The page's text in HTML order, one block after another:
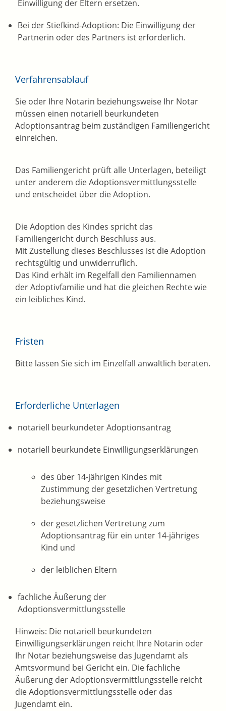
Einwilligung der Eltern ersetzen.
Bei der Stiefkind-Adoption: Die Einwilligung der
Partnerin oder des Partners ist erforderlich.
Verfahrensablauf
Sie oder Ihre Notarin beziehungsweise Ihr Notar
müssen einen notariell beurkundeten
Adoptionsantrag beim zuständigen Familiengericht
einreichen.
Das Familiengericht prüft alle Unterlagen, beteiligt
unter anderem die Adoptionsvermittlungsstelle
und entscheidet über die Adoption.
Die Adoption des Kindes spricht das
Familiengericht durch Beschluss aus.
Mit Zustellung dieses Beschlusses ist die Adoption
rechtsgültig und unwiderruflich.
Das Kind erhält im Regelfall den Familiennamen
der Adoptivfamilie und hat die gleichen Rechte wie
ein leibliches Kind.
Fristen
Bitte lassen Sie sich im Einzelfall anwaltlich beraten.
Erforderliche Unterlagen
notariell beurkundeter Adoptionsantrag
notariell beurkundete Einwilligungserklärungen
des über 14-jährigen Kindes mit
Zustimmung der gesetzlichen Vertretung
beziehungsweise
der gesetzlichen Vertretung zum
Adoptionsantrag für ein unter 14-jähriges
Kind und
der leiblichen Eltern
fachliche Äußerung der
Adoptionsvermittlungsstelle
Hinweis: Die notariell beurkundeten
Einwilligungserklärungen reicht Ihre Notarin oder
Ihr Notar beziehungsweise das Jugendamt als
Amtsvormund bei Gericht ein. Die fachliche
Äußerung der Adoptionsvermittlungsstelle reicht
die Adoptionsvermittlungsstelle oder das
Jugendamt ein.